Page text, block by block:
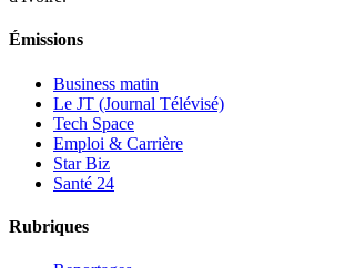
Émissions
Business matin
Le JT (Journal Télévisé)
Tech Space
Emploi & Carrière
Star Biz
Santé 24
Rubriques